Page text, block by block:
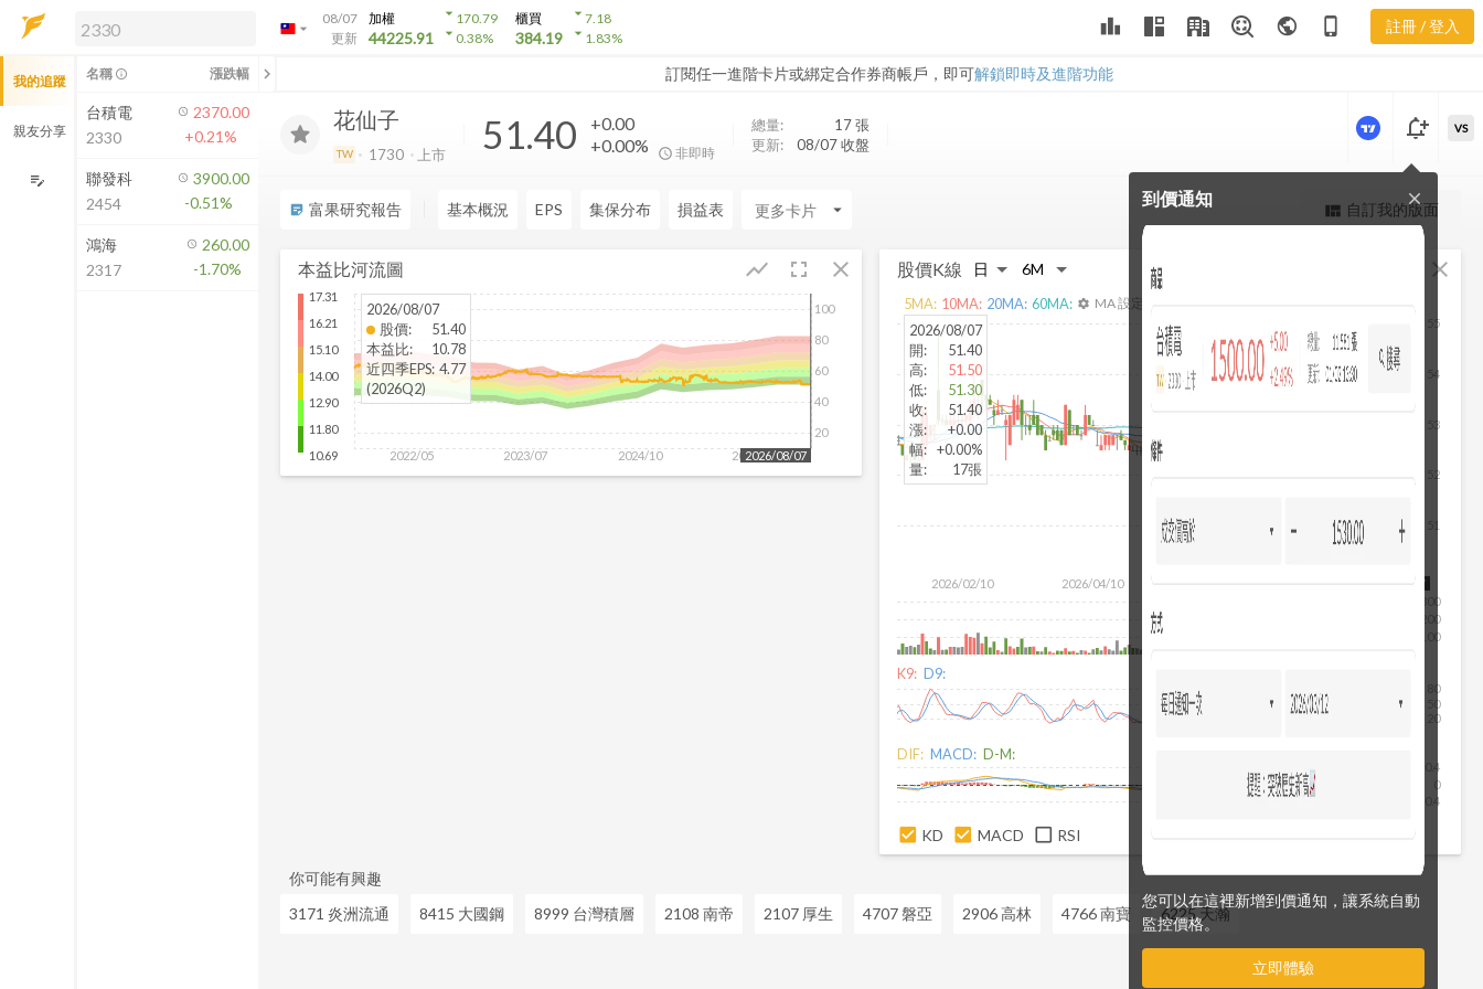
arrow_drop_down
08/07
更新
加權
44225.91
arrow_drop_down170.79
arrow_drop_down0.38%
櫃買
384.19
arrow_drop_down7.18
arrow_drop_down1.83% leaderboard public phone_iphone 註冊 / 登入
訂閱任一進階卡片或綁定合作券商帳戶，即可解鎖即時及進階功能
解鎖即時行情及進階功能
方案」，即可解鎖以下功能：
即時行情
即時市況與排行
成交金額熱力圖
前往方案訂閱
如何綁定合作券商
河流圖
花仙子
TW 1730 上市 51.40
+0.00
+0.00%
非即時
總量: 17張
更新:
08/07 收盤
更強大的進階價量圖表
notification_add
到價通知
您可以在這裡新增到價通知，讓系統自動
監控價格。
立即體驗
close
VS
sticky_note_2 富果研究報告 基本概況 EPS 集保分布 損益表 arrow_drop_down view_quilt 自訂我的版面
本益比河流圖 fullscreen close
show_chart
17.31
16.21
15.10
14.00
12.90
11.80
10.69
2022/05 2023/07 2024/10 2025/12
20
40
60
80
100
2026/08/07
2026/08/07
股價:
51.40
本益比:
10.78
近四季EPS: 4.77
(2026Q2)
股價K線 close
2026/02/10 2026/04/10
52
53
54
55
2026/08/07
100
200
300
2026/08/07
開:
51.40
高:
51.50
低:
51.30
收:
51.40
漲:
+0.00
幅: +0.00%
量: 17張
5MA: 10MA: 20MA: 60MA: settings MA 設定
K9: D9:
20
50
80
DIF: MACD: D-M:
-0.4
0
0.4
KD MACD RSI
你可能有興趣
3171 炎洲流通
8415 大國鋼 8999 台灣積層 2108 南帝 2107 厚生 4707 磐亞 2906 高林 4766 南寶 6225 天瀚
我的追蹤
親友分享
edit_note
名稱 info_outline 漲跌幅 chevron_left
台積電
2330
2370.00
+0.21%
聯發科
2454
3900.00
-0.51%
鴻海
2317
260.00
-1.70%